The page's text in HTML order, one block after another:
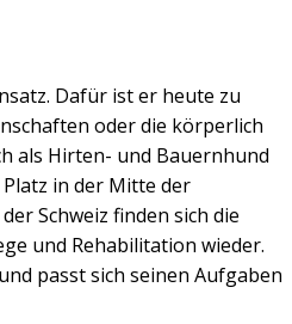
Dafür ist er heute zu
oder die körperlich
als Hirten- und Bauernhund
in der Mitte der
Schweiz finden sich die
und Rehabilitation wieder.
passt sich seinen Aufgaben